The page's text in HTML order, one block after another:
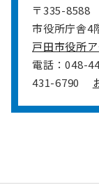
〒335-8588
市役所庁舎4
戸田市役所
電話：048-
431-6790